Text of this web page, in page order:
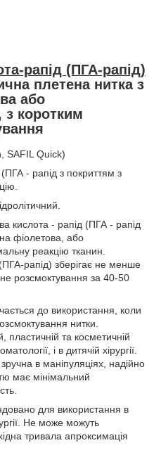
рапід (ПГА-рапід)
плетена нитка з
або
з коротким
SAFIL Quick)
(ПГА - рапід з покриттям з
кислота - рапід (ПГА - рапід
фіолетова, або
реакцію тканин.
рапід) зберігає не менше
розсмоктування за 40-50
до використання, коли
нитки.
пластичній та косметичній
і в дитячій хірургії.
в маніпуляціях, надійно
має мінімальний
для використання в
Не може можуть
тривала апроксимація